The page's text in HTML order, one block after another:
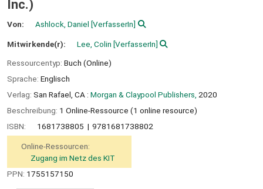
Inc.)
Von: Ashlock, Daniel [VerfasserIn]
Mitwirkende(r): Lee, Colin [VerfasserIn]
Ressourcentyp: Buch (Online)
Sprache: Englisch
Verlag: San Rafael, CA : Morgan & Claypool Publishers, 2020
Beschreibung: 1 Online-Ressource (1 online resource)
ISBN:
1681738805 9781681738802
Online-Ressourcen:
Zugang im Netz des KIT
PPN: 1755157150